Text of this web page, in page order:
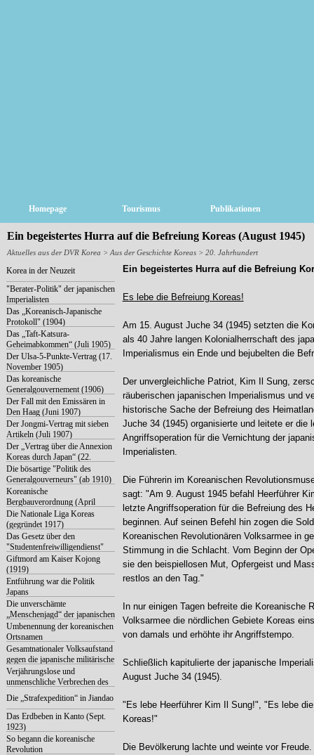
Homepage Tourismus Publikationen
Ein begeistertes Hurra auf die Befreiung Koreas (August 1945)
Aktuelles aus der DVR Korea > Aus der Geschichte Koreas > 20. Jahrhundert
Korea in der Neuzeit
"Berater-Politik" der japanischen
Imperialisten
Das „Koreanisch-Japanische
Protokoll" (1904)
Das „Taft-Katsura-
Geheimabkommen“ (Juli 1905)
Der Ulsa-5-Punkte-Vertrag (17.
November 1905)
Das koreanische
Generalgouvernement (1906)
Der Fall mit den Emissären in
Den Haag (Juni 1907)
Der Jongmi-Vertrag mit sieben
Artikeln (Juli 1907)
Der „Vertrag über die Annexion
Koreas durch Japan“ (22.
August 1910)
Die bösartige "Politik des
Generalgouverneurs" (ab 1910)
Koreanische
Bergbauverordnung (April
1916)
Die Nationale Liga Koreas
(gegründet 1917)
Das Gesetz über den
"Studentenfreiwilligendienst"
Giftmord am Kaiser Kojong
(1919)
Entführung war die Politik
Japans
Die unverschämte
„Menschenjagd“ der japanischen
Imperialisten
Umbenennung der koreanischen
Ortsnamen
Gesamtnationaler Volksaufstand
gegen die japanische militärische
Okkupation (1919)
Verjährungslose und
unmenschliche Verbrechen des
japanischen Imperialismus
Die „Strafexpedition“ in Jiandao
Das Erdbeben in Kanto (Sept.
1923)
So begann die koreanische
Revolution
Ein begeistertes Hurra auf die Befreiung
Es lebe die Befreiung Koreas!
Am 15. August Juche 34 (1945) setzten die
als 40 Jahre langen Kolonialherrschaft des
Imperialismus ein Ende und bejubelten die
Der unvergleichliche Patriot, Kim Il Sung,
räuberischen japanischen Imperialismus und
historische Sache der Befreiung des
Juche 34 (1945) organisierte und leitete er die
Angriffsoperation für die Vernichtung der
Imperialisten.
Die Führerin im Koreanischen
sagt: "Am 9. August 1945 befahl Heerführer
letzte Angriffsoperation für die Befreiung des
beginnen. Auf seinen Befehl hin zogen die
Koreanischen Revolutionären Volksarmee in
Stimmung in die Schlacht. Vom Beginn der
sie den beispiellosen Mut, Opfergeist und
restlos an den Tag."
In nur einigen Tagen befreite die Koreanische
Volksarmee die nördlichen Gebiete Koreas
von damals und erhöhte ihr Angriffstempo.
Schließlich kapitulierte der japanische
August Juche 34 (1945).
"Es lebe Heerführer Kim Il Sung!", "Es lebe
Koreas!"
Die Bevölkerung lachte und weinte vor